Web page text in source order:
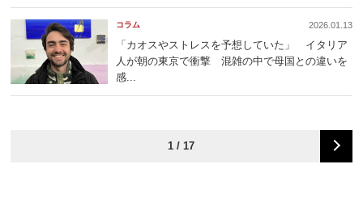
コラム 2026.01.13
「カオスやストレスを予想していた」 イタリア
人が朝の東京で衝撃 混雑の中で母国との違いを
感...
1 / 17